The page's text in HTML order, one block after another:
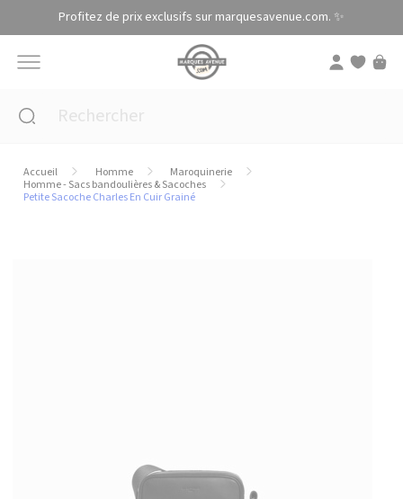
Profitez de prix exclusifs sur marquesavenue.com. ✨
Accueil Homme
Maroquinerie
Homme - Sacs bandoulières & Sacoches
Petite Sacoche Charles En Cuir Grainé
Panneau de gestion des cookies